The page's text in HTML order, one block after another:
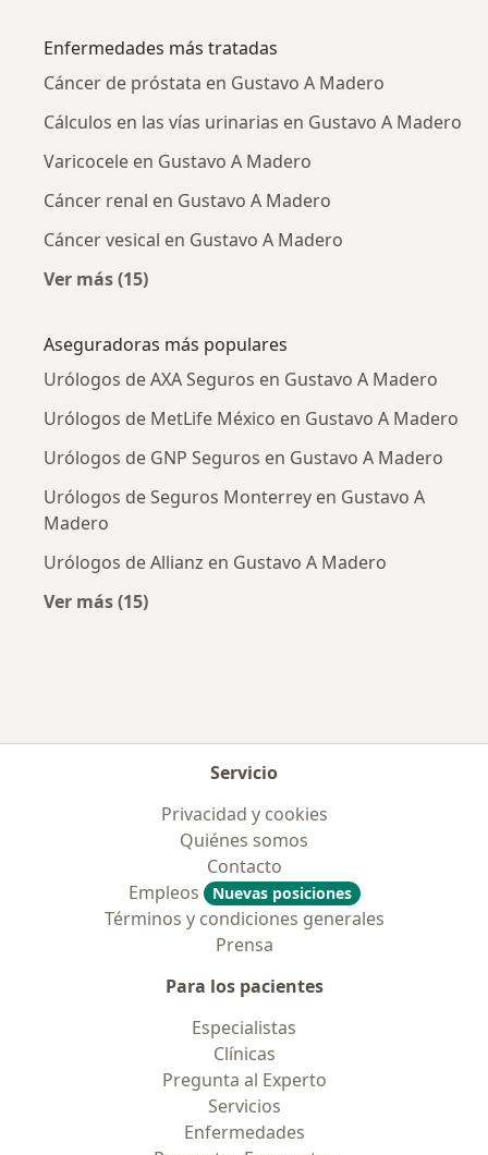
Enfermedades más tratadas
Cáncer de próstata en Gustavo A Madero
Cálculos en las vías urinarias en Gustavo A Madero
Varicocele en Gustavo A Madero
Cáncer renal en Gustavo A Madero
Cáncer vesical en Gustavo A Madero
Ver más (15)
Aseguradoras más populares
Urólogos de AXA Seguros en Gustavo A Madero
Urólogos de MetLife México en Gustavo A Madero
Urólogos de GNP Seguros en Gustavo A Madero
Urólogos de Seguros Monterrey en Gustavo A
Madero
Urólogos de Allianz en Gustavo A Madero
Ver más (15)
Servicio
Privacidad y cookies
Quiénes somos
Contacto
Empleos
Nuevas posiciones
Términos y condiciones generales
Prensa
Para los pacientes
Especialistas
Clínicas
Pregunta al Experto
Servicios
Enfermedades